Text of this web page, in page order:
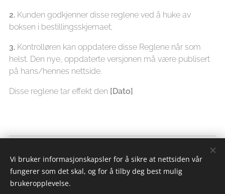
2. Kunden godkjenner disse reglene ved å huke av
boksen i bestillingsskjemaet;
3. Kontrolløren kan oppdatere disse Reglene når som
helst. Den nye, oppdaterte versjonen må være publisert
på hans/hennes nettside.
Disse reglene tar effekt den [Dato]
Alle rettigheter forbeholdt 2018
Drevet av
Vi bruker informasjonskapsler for å sikre at nettsiden vår
fungerer som det skal, og for å tilby deg best mulig
brukeropplevelse.